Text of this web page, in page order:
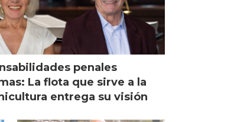
penales
La flota que sirve a la
entrega su visión